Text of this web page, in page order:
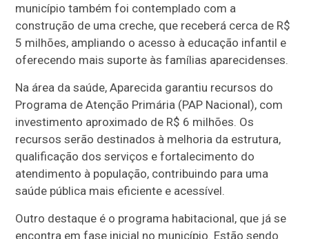
município também foi contemplado com a
construção de uma creche, que receberá cerca de R$
5 milhões, ampliando o acesso à educação infantil e
oferecendo mais suporte às famílias aparecidenses.
Na área da saúde, Aparecida garantiu recursos do
Programa de Atenção Primária (PAP Nacional), com
investimento aproximado de R$ 6 milhões. Os
recursos serão destinados à melhoria da estrutura,
qualificação dos serviços e fortalecimento do
atendimento à população, contribuindo para uma
saúde pública mais eficiente e acessível.
Outro destaque é o programa habitacional, que já se
encontra em fase inicial no município. Estão sendo